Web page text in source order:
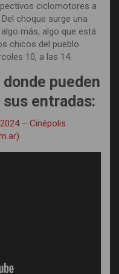
ciclomotores a
choque surge una
más, algo que está
chicos del pueblo.
10, a las 14.
pueden
entradas:
– Cinépolis